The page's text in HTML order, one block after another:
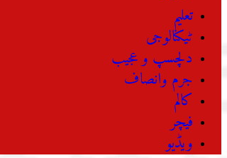
تعلیم
ٹیکنالوجی
دلچسپ و عجیب
جرم وانصاف
کالم
فیچر
ویڈیو